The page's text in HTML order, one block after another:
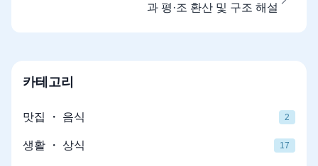
과 평·조 환산 및 구조 해설
카테고리
맛집 ・ 음식 2
생활 ・ 상식 17